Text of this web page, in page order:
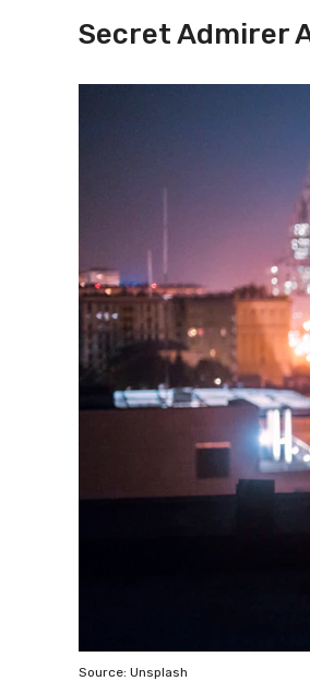
Secret Admirer
Source: Unsplash